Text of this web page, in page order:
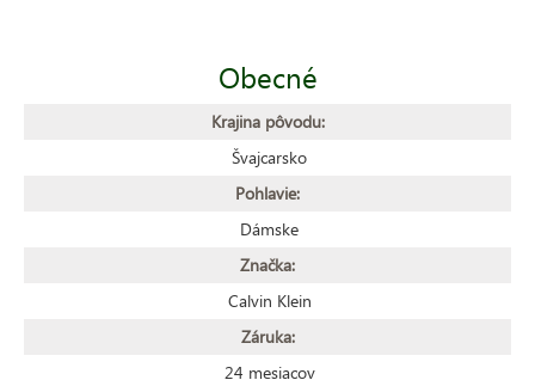
Obecné
Krajina pôvodu:
Švajcarsko
Pohlavie:
Dámske
Značka:
Calvin Klein
Záruka:
24 mesiacov